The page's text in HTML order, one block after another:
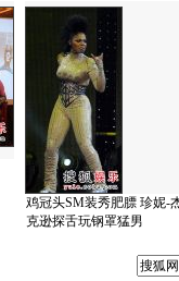
鸡冠头SM装秀肥膘 珍妮-
克逊探舌玩钢罩猛男